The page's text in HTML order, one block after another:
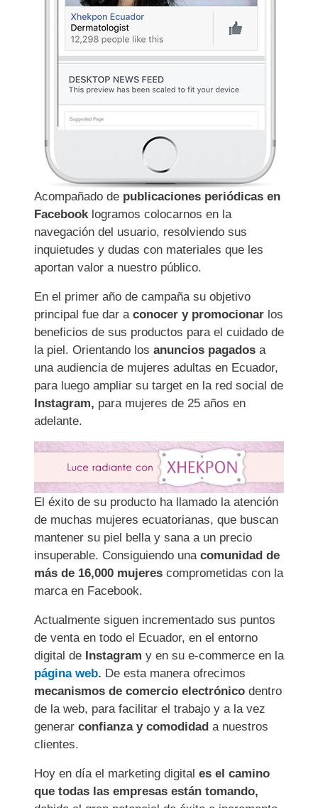
Acompañado de publicaciones periódicas en
Facebook logramos colocarnos en la
navegación del usuario, resolviendo sus
inquietudes y dudas con materiales que les
aportan valor a nuestro público.
En el primer año de campaña su objetivo
principal fue dar a conocer y promocionar los
beneficios de sus productos para el cuidado de
la piel. Orientando los anuncios pagados a
una audiencia de mujeres adultas en Ecuador,
para luego ampliar su target en la red social de
Instagram, para mujeres de 25 años en
adelante.
El éxito de su producto ha llamado la atención
de muchas mujeres ecuatorianas, que buscan
mantener su piel bella y sana a un precio
insuperable. Consiguiendo una comunidad de
más de 16,000 mujeres comprometidas con la
marca en Facebook.
Actualmente siguen incrementado sus puntos
de venta en todo el Ecuador, en el entorno
digital de Instagram y en su e-commerce en la
página web. De esta manera ofrecimos
mecanismos de comercio electrónico dentro
de la web, para facilitar el trabajo y a la vez
generar confianza y comodidad a nuestros
clientes.
Hoy en día el marketing digital es el camino
que todas las empresas están tomando,